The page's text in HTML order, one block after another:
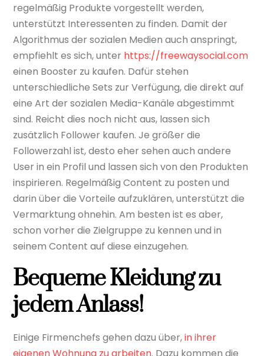
regelmäßig Produkte vorgestellt werden,
unterstützt Interessenten zu finden. Damit der
Algorithmus der sozialen Medien auch anspringt,
empfiehlt es sich, unter https://freewaysocial.com
einen Booster zu kaufen. Dafür stehen
unterschiedliche Sets zur Verfügung, die direkt auf
eine Art der sozialen Media-Kanäle abgestimmt
sind. Reicht dies noch nicht aus, lassen sich
zusätzlich Follower kaufen. Je größer die
Followerzahl ist, desto eher sehen auch andere
User in ein Profil und lassen sich von den Produkten
inspirieren. Regelmäßig Content zu posten und
darin über die Vorteile aufzuklären, unterstützt die
Vermarktung ohnehin. Am besten ist es aber,
schon vorher die Zielgruppe zu kennen und in
seinem Content auf diese einzugehen.
Bequeme Kleidung zu
jedem Anlass!
Einige Firmenchefs gehen dazu über,in ihrer